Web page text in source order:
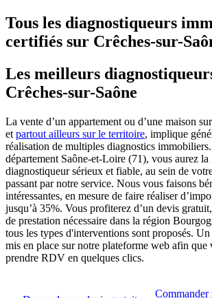
Tous les diagnostiqueurs
certifiés sur Crêches-sur-
Les meilleurs
Crêches-sur-Saône
La vente d’un appartement ou d’une maison
et partout ailleurs sur le territoire, implique
réalisation de multiples diagnostics
département Saône-et-Loire (71), vous aurez
diagnostiqueur sérieux et fiable, au sein de
passant par notre service. Nous vous faisons
intéressantes, en mesure de faire réaliser
jusqu’à 35%. Vous profiterez d’un devis
de prestation nécessaire dans la région
tous les types d'interventions sont proposés.
mis en place sur notre plateforme web afin que
prendre RDV en quelques clics.
Commander